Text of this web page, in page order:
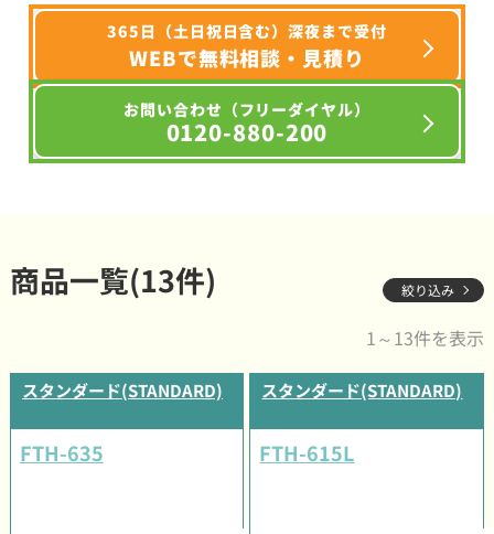
365日（土日祝日含む）深夜まで受付
WEBで無料相談・見積り
お問い合わせ（フリーダイヤル）
0120-880-200
商品一覧(13件) 絞り込み
1～13件を表示
スタンダード(STANDARD)
FTH-635
スタンダード(STANDARD)
FTH-615L